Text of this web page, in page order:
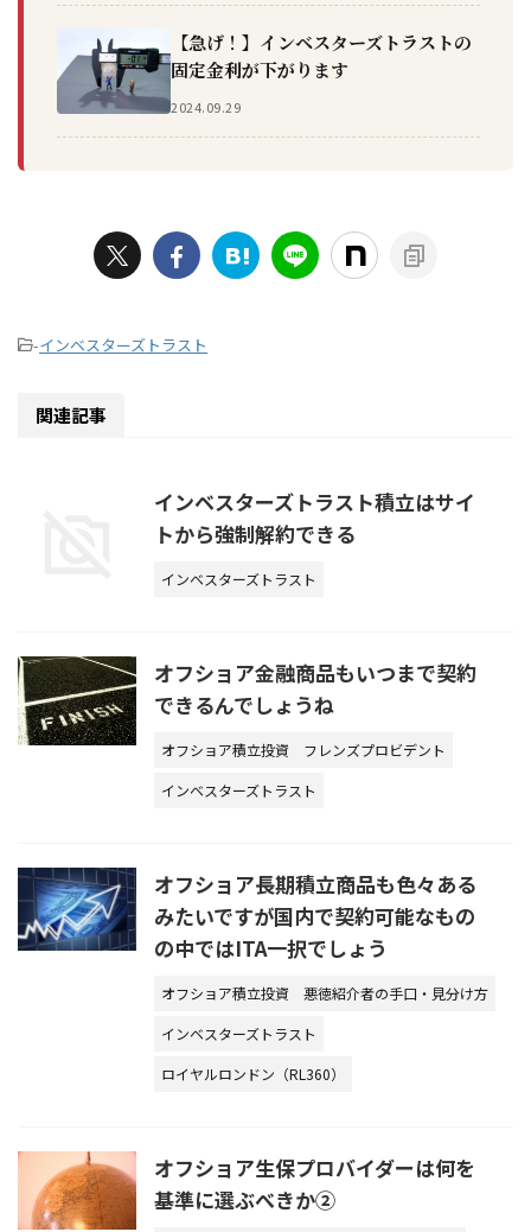
【急げ！】インベスターズトラストの
固定金利が下がります
2024.09.29
-インベスターズトラスト
関連記事
インベスターズトラスト積立はサイ
トから強制解約できる
インベスターズトラスト
オフショア金融商品もいつまで契約
できるんでしょうね
オフショア積立投資
フレンズプロビデント
インベスターズトラスト
オフショア長期積立商品も色々ある
みたいですが国内で契約可能なもの
の中ではITA一択でしょう
オフショア積立投資
悪徳紹介者の手口・見分け方
インベスターズトラスト
ロイヤルロンドン（RL360）
オフショア生保プロバイダーは何を
基準に選ぶべきか②